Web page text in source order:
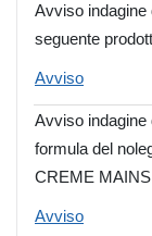
Avviso indagine
seguente
Avviso
Avviso indagine
formula del
CREME MAINS
Avviso